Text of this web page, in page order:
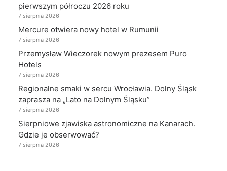
pierwszym półroczu 2026 roku
7 sierpnia 2026
Mercure otwiera nowy hotel w Rumunii
7 sierpnia 2026
Przemysław Wieczorek nowym prezesem Puro
Hotels
7 sierpnia 2026
Regionalne smaki w sercu Wrocławia. Dolny Śląsk
zaprasza na „Lato na Dolnym Śląsku”
7 sierpnia 2026
Sierpniowe zjawiska astronomiczne na Kanarach.
Gdzie je obserwować?
7 sierpnia 2026